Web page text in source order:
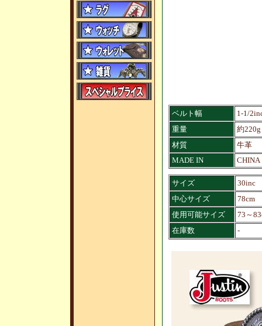
ベルト幅
1-1/
重量
約
材質
牛革
MADE IN
CHINA
サイズ
30inc
中心サイズ
78cm
使用可能サイズ
73～
在庫数
-